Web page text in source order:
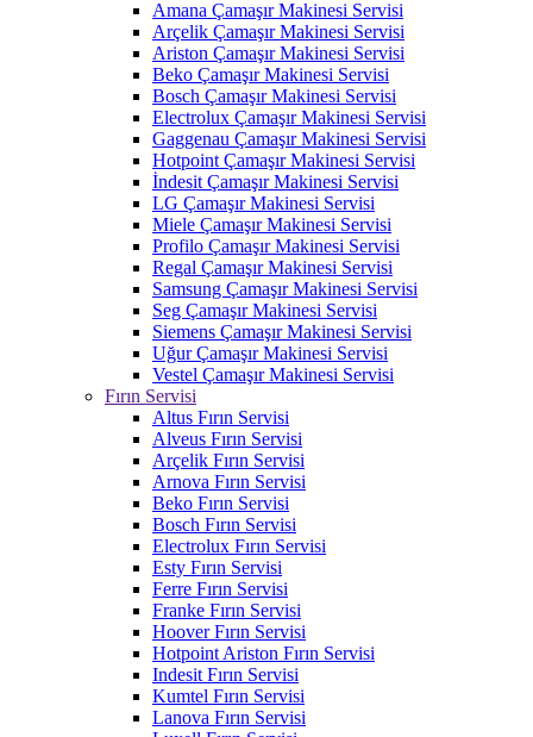
Amana Çamaşır Makinesi Servisi
Arçelik Çamaşır Makinesi Servisi
Ariston Çamaşır Makinesi Servisi
Beko Çamaşır Makinesi Servisi
Bosch Çamaşır Makinesi Servisi
Electrolux Çamaşır Makinesi Servisi
Gaggenau Çamaşır Makinesi Servisi
Hotpoint Çamaşır Makinesi Servisi
İndesit Çamaşır Makinesi Servisi
LG Çamaşır Makinesi Servisi
Miele Çamaşır Makinesi Servisi
Profilo Çamaşır Makinesi Servisi
Regal Çamaşır Makinesi Servisi
Samsung Çamaşır Makinesi Servisi
Seg Çamaşır Makinesi Servisi
Siemens Çamaşır Makinesi Servisi
Uğur Çamaşır Makinesi Servisi
Vestel Çamaşır Makinesi Servisi
Fırın Servisi
Altus Fırın Servisi
Alveus Fırın Servisi
Arçelik Fırın Servisi
Arnova Fırın Servisi
Beko Fırın Servisi
Bosch Fırın Servisi
Electrolux Fırın Servisi
Esty Fırın Servisi
Ferre Fırın Servisi
Franke Fırın Servisi
Hoover Fırın Servisi
Hotpoint Ariston Fırın Servisi
Indesit Fırın Servisi
Kumtel Fırın Servisi
Lanova Fırın Servisi